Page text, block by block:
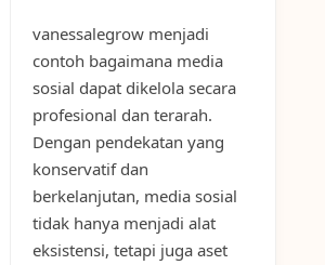
vanessalegrow menjadi
contoh bagaimana media
sosial dapat dikelola secara
profesional dan terarah.
Dengan pendekatan yang
konservatif dan
berkelanjutan, media sosial
tidak hanya menjadi alat
eksistensi, tetapi juga aset